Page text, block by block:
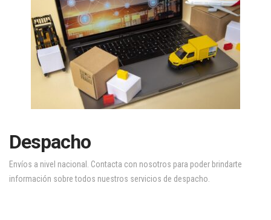
Despacho
Envíos a nivel nacional. Contacta con nosotros para poder brindarte
información sobre todos nuestros servicios de despacho.